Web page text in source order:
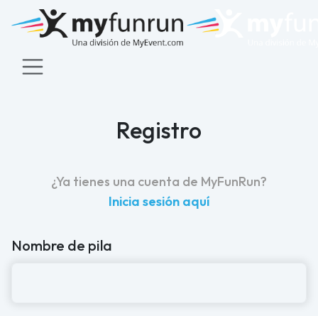
Registro
¿Ya tienes una cuenta de MyFunRun?
Inicia sesión aquí
Nombre de pila